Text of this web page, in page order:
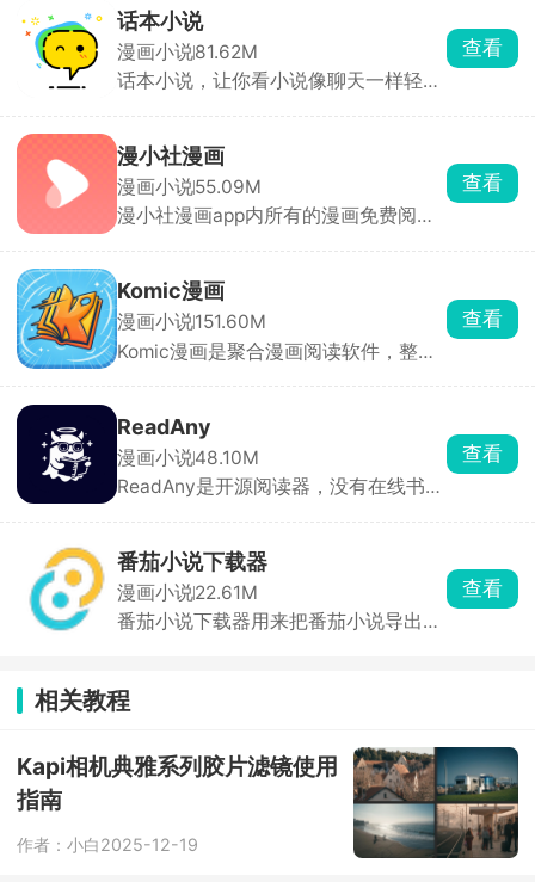
准搜漫画名字。看漫画支持开弹幕，边
看剧情和其他漫友实时吐槽互动，沉浸
感更强。看累了还可以听广播剧放松，
随时随地享受娱乐内容。
话本小说
漫画小说81.62M
话本小说，让你看小说像聊天一样轻
动。支持读者在评论区以角色身份发
言，与作者实时交流。涵盖言情、玄
幻、武侠、科幻等主流题材，同时聚焦
明星同人、影视同人等，推出专题合集
作品有效字数达1万字、累计更新7天且
日更1000字即可签约，审核通过后收
益可提现至微信。包括广告分成、打赏
分成（作者获80%）、会员订阅分成
查看
漫小社漫画
漫画小说55.09M
漫小社漫画app内所有的漫画免费阅
量作品，按照热血、恋爱、悬疑、古
风、科幻等题材、作品上线年代做类目
划分，搭配关键词搜索、作品连载状态
标注等功能，多种翻页方式自定义等阅
容。
查看
Komic漫画
漫画小说151.60M
Komic漫画是聚合漫画阅读软件，整合
广告，自带题材分类检索、书架收藏，
日间、护眼模式随心切换，也可导入手
机本地漫画文件打开阅读。
查看
ReadAny
漫画小说48.10M
ReadAny是开源阅读器，没有在线书
专业名词、梳理小说人物关系，生成人
物关系图、章节梗概。描述剧情要点就
能定位对应段落，比普通阅读器检索好
用很多。
查看
番茄小说下载器
漫画小说22.61M
番茄小说下载器用来把番茄小说导出为
名，直接整本导出文件，拷到 Kindle、
手机阅读器离线随便看，可以选择整本
会出现章节错乱、缺章漏字的情况。
查看
相关教程
Kapi相机典雅系列胶片滤镜使用
指南
作者：小白2025-12-19